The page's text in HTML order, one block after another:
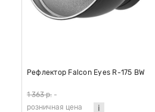
Рефлектор Falcon Eyes R-175 BW
1 363 р. -
розничная цена